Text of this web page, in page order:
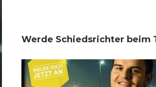
Werde Schiedsrichter beim